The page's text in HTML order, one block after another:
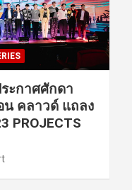
ะกาศศักดา
คลาวด์ แถลง
PROJECTS